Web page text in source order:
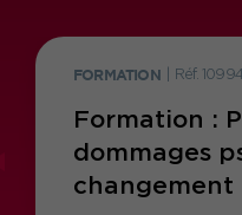
FORMATION Réf. 10994
Formation :
dommages
changement